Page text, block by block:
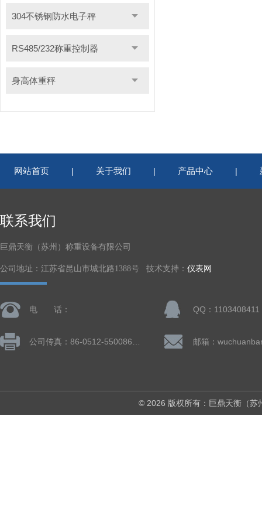
304不锈钢防水电子秤
RS485/232称重控制器
身高体重秤
网站首页 | 关于我们 | 产品中心 |
联系我们
巨鼎天衡（苏州）称重设备有限公司
公司地址：江苏省昆山市城北路1388号 技术支持： 仪表网
电 话： QQ：1103408411
© 2026 版权所有：巨鼎天衡（